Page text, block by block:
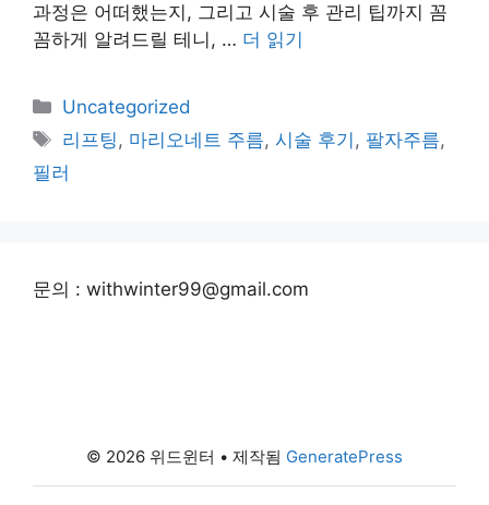
과정은 어떠했는지, 그리고 시술 후 관리 팁까지 꼼
꼼하게 알려드릴 테니, … 더 읽기
카
테
고
리
Uncategorized
태
그
리프팅 , 마리오네트 주름,시술 후기 , 팔자주름,
필러
문의 : withwinter99@gmail.com
© 2026 위드윈터 • 제작됨 GeneratePress